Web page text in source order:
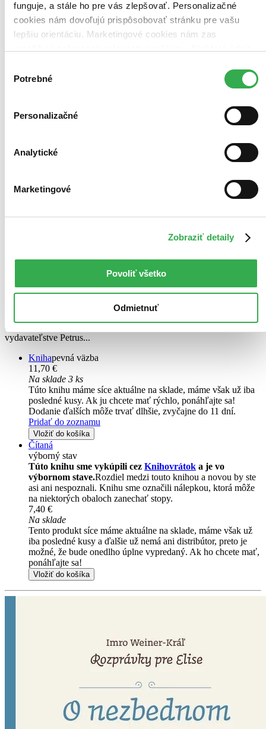
funguje, a stále ho pre vás zlepšovať. Personalizačné
cookies nám dovoľujú prispôsobovať stránku pre vašu
lepšiu orientáciu. Marketingové cookies nám zas
keby sme mohli používať všetky tieto cookies. Ďakujeme!
súhlasu
Potrebné
Personalizačné
Analytické
Marketingové
Zobraziť detaily
Povoliť všetko
Odmietnuť
3. diel sérieRozprávky pre Elise
a Rozprávky pre Elise - O nezbednom káčerovi, ktoré vyšli vo
vydavateľstve Petrus...
Knihapevná väzba
11,70 €
Na sklade 3 ks
Túto knihu máme síce aktuálne na sklade, máme však už iba
posledné kusy. Ak ju chcete mať rýchlo, ponáhľajte sa!
Dodanie ďalších môže trvať dlhšie, zvyčajne do 11 dní.
Pridať do zoznamu
Vložiť do košíka
Čítaná
výborný stav
Túto knihu sme vykúpili cez Knihovrátok a je vo
výbornom stave.Rozdiel medzi touto knihou a novou by ste
asi ani nespoznali. Knihu sme označili nálepkou, ktorá môže
na niektorých obaloch zanechať stopy.
7,40 €
Na sklade
Tento produkt síce máme aktuálne na sklade, máme však už
iba posledné kusy a ďalšie už nemá ani distribútor, preto je
možné, že bude onedlho úplne vypredaný. Ak ho chcete mať,
ponáhľajte sa!
Vložiť do košíka